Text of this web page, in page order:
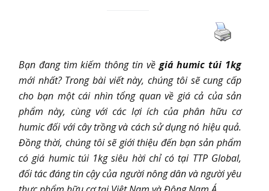
Bạn đang tìm kiếm thông tin về giá humic túi 1kg
mới nhất? Trong bài viết này, chúng tôi sẽ cung cấp
cho bạn một cái nhìn tổng quan về giá cả của sản
phẩm này, cùng với các lợi ích của phân hữu cơ
humic đối với cây trồng và cách sử dụng nó hiệu quả.
Đồng thời, chúng tôi sẽ giới thiệu đến bạn sản phẩm
có giá humic túi 1kg siêu hời chỉ có tại TTP Global,
đối tác đáng tin cậy của người nông dân và người yêu